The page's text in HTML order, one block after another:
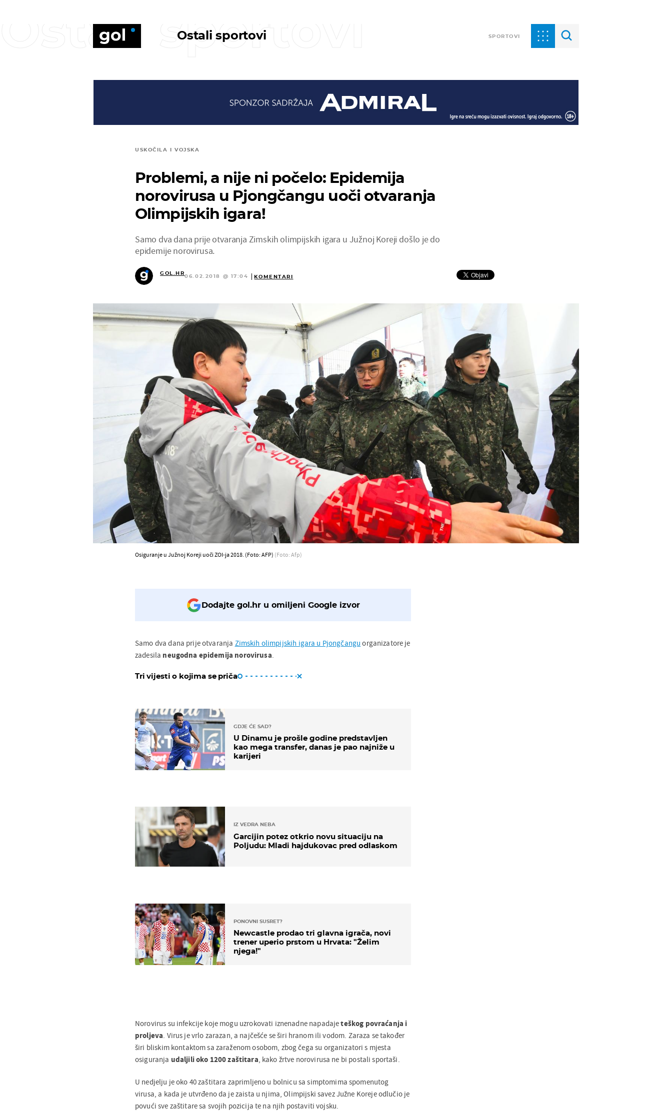
Ostali sportovi SPORTOVI
Ostali sportovi
USKOČILA I VOJSKA
Problemi, a nije ni počelo: Epidemija
norovirusa u Pjongčangu uoči otvaranja
Olimpijskih igara!
Samo dva dana prije otvaranja Zimskih olimpijskih igara u Južnoj Koreji došlo je do
epidemije norovirusa.
GOL.HR
06.02.2018 @ 17:04 KOMENTARI
Osiguranje u Južnoj Koreji uoči ZOI-ja 2018. (Foto: AFP) (Foto: Afp)
Dodajte gol.hr u omiljeni Google izvor
Samo dva dana prije otvaranja Zimskih olimpijskih igara u Pjongčangu organizatore je
zadesila neugodna epidemija norovirusa.
Tri vijesti o kojima se priča
GDJE ĆE SAD?
U Dinamu je prošle godine predstavljen
kao mega transfer, danas je pao najniže u
karijeri
IZ VEDRA NEBA
Garcijin potez otkrio novu situaciju na
Poljudu: Mladi hajdukovac pred odlaskom
PONOVNI SUSRET?
Newcastle prodao tri glavna igrača, novi
trener uperio prstom u Hrvata: "Želim
njega!"
Norovirus su infekcije koje mogu uzrokovati iznenadne napadajeteškog povraćanja i
proljeva. Virus je vrlo zarazan, a najčešće se širi hranom ili vodom. Zaraza se također
širi bliskim kontaktom sa zaraženom osobom, zbog čega su organizatori s mjesta
osiguranja udaljili oko 1200 zaštitara, kako žrtve norovirusa ne bi postali sportaši.
U nedjelju je oko 40 zaštitara zaprimljeno u bolnicu sa simptomima spomenutog
virusa, a kada je utvrđeno da je zaista u njima, Olimpijski savez Južne Koreje odlučio je
povući sve zaštitare sa svojih pozicija te na njih postaviti vojsku.